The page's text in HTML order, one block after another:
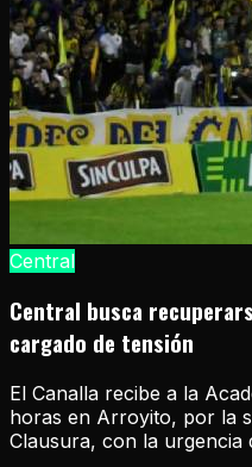
Central
Central busca
cargado de tensión
El Canalla recibe a la
horas en Arroyito, por la
Clausura, con la urgencia